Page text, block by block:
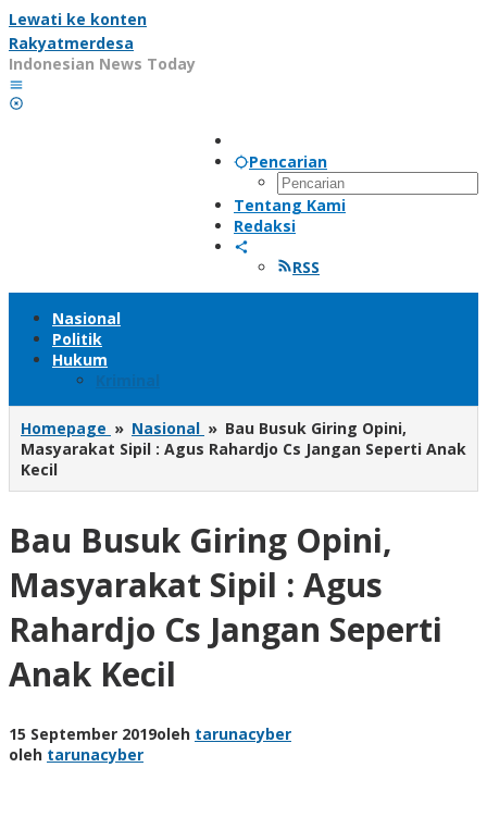
Lewati ke konten
Rakyatmerdesa
Indonesian News Today
Pencarian
Tentang Kami
Redaksi
RSS
Nasional
Politik
Hukum
Kriminal
Homepage » Nasional » Bau Busuk Giring Opini,
Masyarakat Sipil : Agus Rahardjo Cs Jangan Seperti Anak
Kecil
Bau Busuk Giring Opini,
Masyarakat Sipil : Agus
Rahardjo Cs Jangan Seperti
Anak Kecil
15 September 2019oleh tarunacyber
oleh tarunacyber